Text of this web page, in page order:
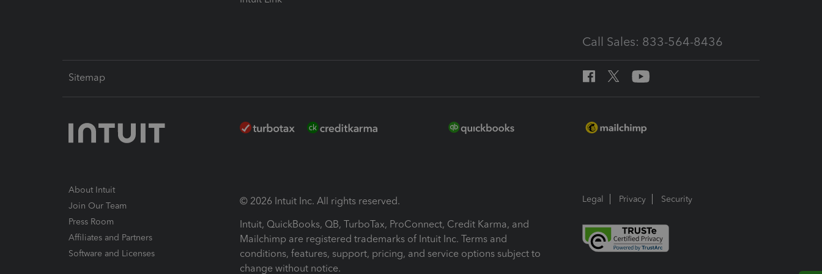
Call Sales: 833-564-8436
Sitemap
About Intuit
Join Our Team
Press Room
Affiliates and Partners
Software and Licenses
© 2026 Intuit Inc. All rights reserved.
Intuit, QuickBooks, QB, TurboTax, ProConnect, Credit Karma, and
Mailchimp are registered trademarks of Intuit Inc. Terms and
conditions, features, support, pricing, and service options subject to
change without notice.
Legal Privacy Security